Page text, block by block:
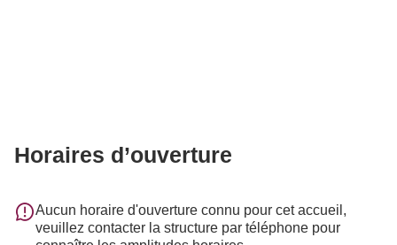
Horaires d’ouverture
Aucun horaire d'ouverture connu pour cet accueil,
veuillez contacter la structure par téléphone pour